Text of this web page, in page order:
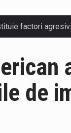
de